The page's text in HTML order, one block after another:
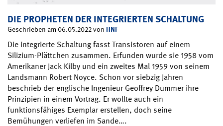
DIE PROPHETEN DER INTEGRIERTEN SCHALTUNG
Geschrieben am 06.05.2022 von HNF
Die integrierte Schaltung fasst Transistoren auf einem
Silizium-Plättchen zusammen. Erfunden wurde sie 1958 vom
Amerikaner Jack Kilby und ein zweites Mal 1959 von seinem
Landsmann Robert Noyce. Schon vor siebzig Jahren
beschrieb der englische Ingenieur Geoffrey Dummer ihre
Prinzipien in einem Vortrag. Er wollte auch ein
funktionsfähiges Exemplar erstellen, doch seine
Bemühungen verliefen im Sande….